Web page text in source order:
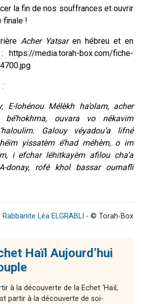
la fin de nos souffrances et ouvrir
finale !
Acher Yatsaren hébreu et en
:
https://media.torah-box.com/fiche-
E-lohénou Mélèkh ha’olam, acher
ouvara vo nékavim
Galouy véyadou’a lifné
yissatèm é’had méhèm, o im
i efchar léhitkayèm afilou cha’a
donay, rofé khol bassar oumafli
Rabbanite Léa ELGRABLI - © Torah-Box
Haïl Aujourd’hui
à la découverte de la Echet ‘Haïl,
partir à la découverte de soi-